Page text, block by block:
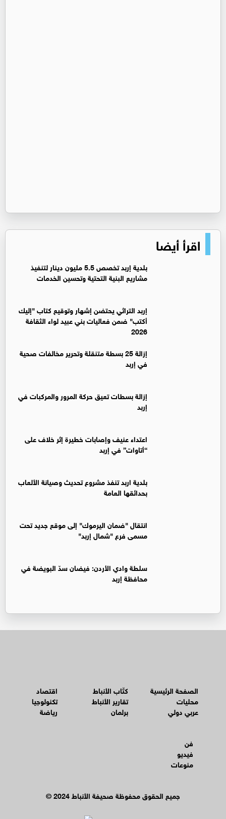
اقرأ أيضا
بلدية إربد تخصص 5.5 مليون دينار لتنفيذ
مشاريع البنية التحتية وتحسين الخدمات
إربد التراثي يحتضن إشهار وتوقيع كتاب "إليك
أكتب" ضمن فعاليات بني عبيد لواء الثقافة
2026
إزالة 25 بسطة متنقلة وتحرير مخالفات صحية
في إربد
إزالة بسطات تعيق حركة المرور والمركبات في
إربد
اعتداء عنيف وإصابات خطيرة إثر خلاف على
“أتاوات” في إربد
بلدية اربد تنفذ مشروع تحديث وصيانة الألعاب
بحدائقها العامة
انتقال "ضمان اليرموك" إلى موقع جديد تحت
مسمى فرع "شمال إربد"
سلطة وادي الأردن: فيضان سدّ البويضة في
محافظة إربد
الصفحة الرئيسية
محليات
عربي دولي
كتّاب الأنباط
تقارير الأنباط
برلمان
اقتصاد
تكنولوجيا
رياضة
فن
فيديو
منوعات
© جميع الحقوق محفوظة صحيفة الأنباط 2024